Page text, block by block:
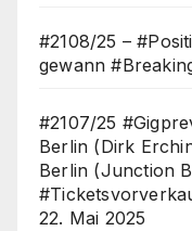
#2108/25 –
gewann
#2107/25
Berlin (Dirk
Berlin (Junction
22. Mai 2025